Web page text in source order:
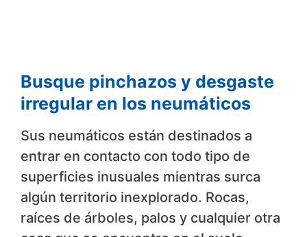
Busque pinchazos y desgaste
irregular en los neumáticos
Sus neumáticos están destinados a
entrar en contacto con todo tipo de
superficies inusuales mientras surca
algún territorio inexplorado. Rocas,
raíces de árboles, palos y cualquier otra